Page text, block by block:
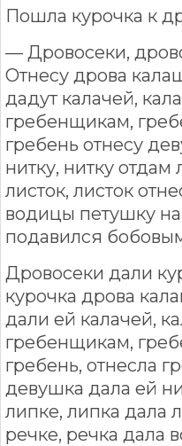
Пошла курочка к
— Дровосеки,
Отнесу дрова
дадут калачей,
гребенщикам,
гребень отнесу
нитку, нитку отдам
листок, листок
водицы петушку
подавился
Дровосеки дали
курочка дрова
дали ей калачей,
гребенщикам,
гребень, отнесла
девушка дала ей
липке, липка дала
речке, речка дала